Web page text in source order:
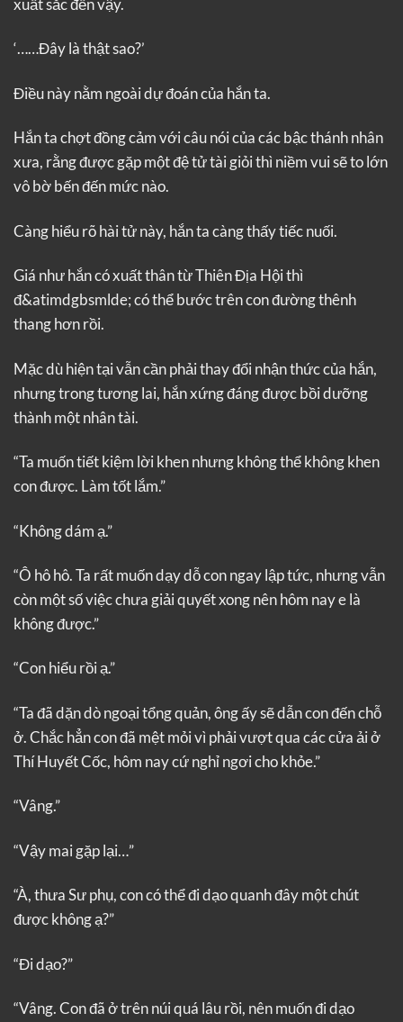
xuất sắc đến vậy.
‘……Đây là thật sao?’
Điều này nằm ngoài dự đoán của hắn ta.
Hắn ta chợt đồng cảm với câu nói của các bậc thánh nhân
xưa, rằng được gặp một đệ tử tài giỏi thì niềm vui sẽ to lớn
vô bờ bến đến mức nào.
Càng hiểu rõ hài tử này, hắn ta càng thấy tiếc nuối.
Giá như hắn có xuất thân từ Thiên Địa Hội thì
đ&atimdgbsmlde; có thể bước trên con đường thênh
thang hơn rồi.
Mặc dù hiện tại vẫn cần phải thay đổi nhận thức của hắn,
nhưng trong tương lai, hắn xứng đáng được bồi dưỡng
thành một nhân tài.
“Ta muốn tiết kiệm lời khen nhưng không thể không khen
con được. Làm tốt lắm.”
“Không dám ạ.”
“Ô hô hô. Ta rất muốn dạy dỗ con ngay lập tức, nhưng vẫn
còn một số việc chưa giải quyết xong nên hôm nay e là
không được.”
“Con hiểu rồi ạ.”
“Ta đã dặn dò ngoại tổng quản, ông ấy sẽ dẫn con đến chỗ
ở. Chắc hẳn con đã mệt mỏi vì phải vượt qua các cửa ải ở
Thí Huyết Cốc, hôm nay cứ nghỉ ngơi cho khỏe.”
“Vâng.”
“Vậy mai gặp lại…”
“À, thưa Sư phụ, con có thể đi dạo quanh đây một chút
được không ạ?”
“Đi dạo?”
“Vâng. Con đã ở trên núi quá lâu rồi, nên muốn đi dạo